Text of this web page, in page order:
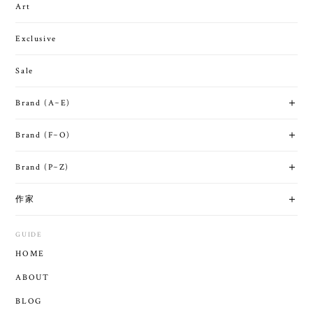
Art
Exclusive
Sale
Brand (A~E)
Brand (F~O)
Brand (P~Z)
作家
GUIDE
HOME
ABOUT
BLOG